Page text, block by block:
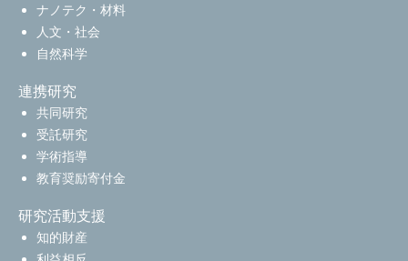
ナノテク・材料
人文・社会
自然科学
連携研究
共同研究
受託研究
学術指導
教育奨励寄付金
研究活動支援
知的財産